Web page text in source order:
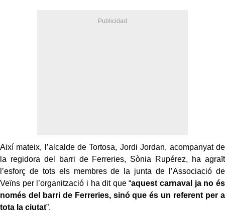
Així mateix, l’alcalde de Tortosa, Jordi Jordan, acompanyat de
la regidora del barri de Ferreries, Sònia Rupérez, ha agraït
l’esforç de tots els membres de la junta de l’Associació de
Veïns per l’organització i ha dit que “aquest carnaval ja no és
només del barri de Ferreries, sinó que és un referent per a
tota la ciutat”.